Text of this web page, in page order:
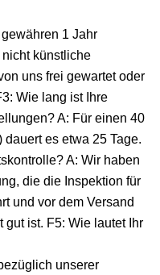
1 Jahr
künstliche
uns frei gewartet oder
Wie lang ist Ihre
A: Für einen 40
es etwa 25 Tage.
A: Wir haben
die die Inspektion für
und vor dem Versand
gut ist. F5: Wie lautet Ihr
unserer